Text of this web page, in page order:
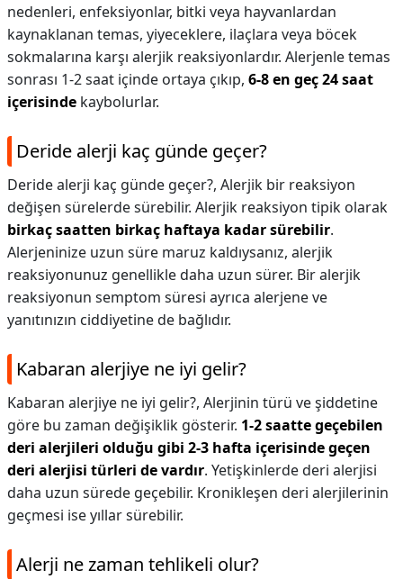
nedenleri, enfeksiyonlar, bitki veya hayvanlardan
kaynaklanan temas, yiyeceklere, ilaçlara veya böcek
sokmalarına karşı alerjik reaksiyonlardır. Alerjenle temas
sonrası 1-2 saat içinde ortaya çıkıp, 6-8 en geç 24 saat
içerisinde kaybolurlar.
Deride alerji kaç günde geçer?
Deride alerji kaç günde geçer?, Alerjik bir reaksiyon
değişen sürelerde sürebilir. Alerjik reaksiyon tipik olarak
birkaç saatten birkaç haftaya kadar sürebilir.
Alerjeninize uzun süre maruz kaldıysanız, alerjik
reaksiyonunuz genellikle daha uzun sürer. Bir alerjik
reaksiyonun semptom süresi ayrıca alerjene ve
yanıtınızın ciddiyetine de bağlıdır.
Kabaran alerjiye ne iyi gelir?
Kabaran alerjiye ne iyi gelir?, Alerjinin türü ve şiddetine
göre bu zaman değişiklik gösterir. 1-2 saatte geçebilen
deri alerjileri olduğu gibi 2-3 hafta içerisinde geçen
deri alerjisi türleri de vardır. Yetişkinlerde deri alerjisi
daha uzun sürede geçebilir. Kronikleşen deri alerjilerinin
geçmesi ise yıllar sürebilir.
Alerji ne zaman tehlikeli olur?